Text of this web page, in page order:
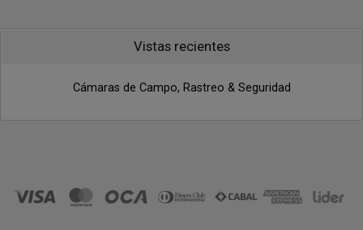
Vistas recientes
Cámaras de Campo, Rastreo & Seguridad